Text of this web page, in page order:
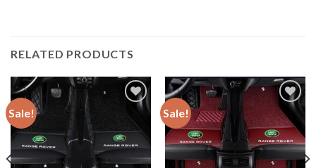
RELATED PRODUCTS
Sale!
Add to
wishlist
Sale!
Add to
wishlist